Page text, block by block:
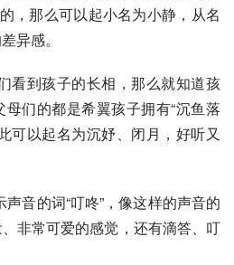
，那么可以起小名为小静，从名
异感。
看到孩子的长相，那么就知道孩
们的都是希翼孩子拥有“沉鱼落
可以起名为沉妤、闭月，好听又
声音的词“叮咚”，像这样的声音的
非常可爱的感觉，还有滴答、叮